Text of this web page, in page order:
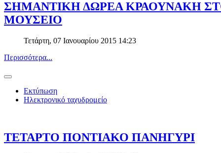
ΣΗΜΑΝΤΙΚΗ ΔΩΡΕΑ ΚΡΑΟΥΝΑΚΗ
ΜΟΥΣΕΙΟ
Τετάρτη, 07 Ιανουαρίου 2015 14:23
Περισσότερα...
Εκτύπωση
Ηλεκτρονικό ταχυδρομείο
ΤΕΤΑΡΤΟ ΠΟΝΤΙΑΚΟ ΠΑΝΗΓΥΡΙ